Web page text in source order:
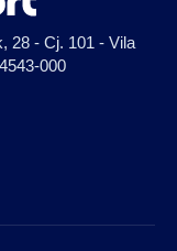
28 - Cj. 101 - Vila
000